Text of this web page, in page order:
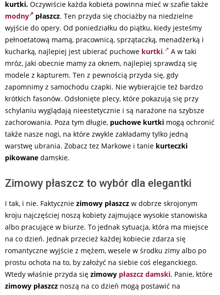
kurtki. Oczywiście każda kobieta powinna mieć w szafie także
modny
płaszcz. Ten przyda się chociażby na niedzielne
wyjście do opery. Od poniedziałku do piątku, kiedy jesteśmy
pełnoetatową mamą, pracownicą, sprzątaczką, menadżerką i
kucharką, najlepiej jest ubierać puchowe kurtki.
A w taki
mróz, jaki obecnie mamy za oknem, najlepiej sprawdzą się
modele z kapturem. Ten z pewnością przyda się, gdy
zapomnimy z samochodu czapki. Nie wybierajcie też bardzo
krótkich fasonów. Odsłonięte plecy, które pokazują się przy
schylaniu wyglądają nieestetycznie i są narażone na szybsze
zachorowania. Poza tym długie, puchowe kurtki mogą ochronić
także nasze nogi, na które zwykle zakładamy tylko jedną
warstwę ubrania. Zobacz tez Markowe i tanie kurteczki
pikowane damskie.
Zimowy płaszcz to wybór dla elegantki
I tak, i nie. Faktycznie zimowy płaszcz w dobrze skrojonym
kroju najczęściej noszą kobiety zajmujące wysokie stanowiska
albo pracujące w biurze. To jednak sytuacja, która ma miejsce
na co dzień. Jednak przecież każdej kobiecie zdarza się
romantyczne wyjście z mężem, wesele w środku zimy albo po
prostu ochota na to, by założyć na siebie coś eleganckiego.
Wtedy właśnie przyda się zimowy płaszcz damski. Panie, które
zimowy płaszcz noszą na co dzień mogą postawić na